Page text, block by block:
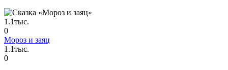
1.1тыс.
0
Мороз и заяц
1.1тыс.
0